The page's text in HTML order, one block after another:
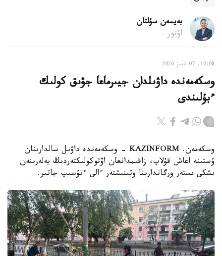
بەيسەن سۇلتان
اۆتور
10:08, 07 تامىز 2026
وسكەمەندە داۋىلدان جيىرماعا جۋىق كولىك
ءبۇلىندى
وسكەمەن. KAZINFORM - وسكەمەندە داۋىل سالدارىنان
ۇستىنە اعاش قۇلاپ، زاقىمدانعان اۆتوكولىكتەردىڭ يەلەرىنەن
ىشكى ىستەر ورگاندارىنا وتىنىشتەر ءالى ءتۇسىپ جاتىر.